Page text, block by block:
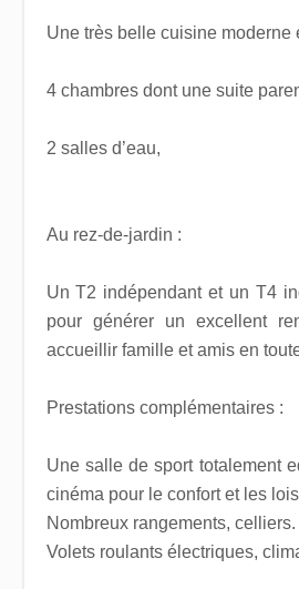
Une très belle cuisine moderne
4 chambres dont une suite
2 salles d’eau,
Au rez-de-jardin :
Un T2 indépendant et un T4
pour générer un excellent
accueillir famille et amis en
Prestations complémentaires :
Une salle de sport totalement
cinéma pour le confort et les
Nombreux rangements, celliers.
Volets roulants électriques,